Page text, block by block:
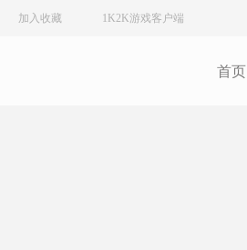
加入收藏 1K2K游戏客户端
首页